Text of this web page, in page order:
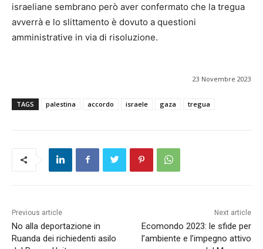
israeliane sembrano però aver confermato che la tregua
avverrà e lo slittamento è dovuto a questioni
amministrative in via di risoluzione.
23 Novembre 2023
TAGS palestina accordo israele gaza tregua
Previous article
No alla deportazione in
Ruanda dei richiedenti asilo
Next article
Ecomondo 2023: le sfide per
l’ambiente e l’impegno attivo